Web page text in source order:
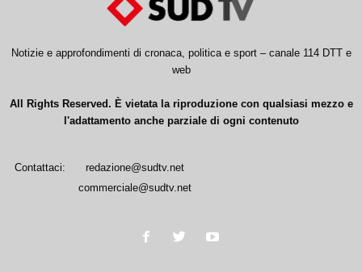
Notizie e approfondimenti di cronaca, politica e sport – canale 114 DTT e
web
All Rights Reserved. È vietata la riproduzione con qualsiasi mezzo e
l'adattamento anche parziale di ogni contenuto
Contattaci:
redazione@sudtv.net
commerciale@sudtv.net